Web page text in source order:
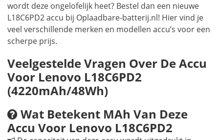
wordt deze ongelofelijk heet? Bestel dan een nieuwe
L18C6PD2 accu bij Oplaadbare-batterij.nl! Hier vind je
veel verschillende merken en modellen accu’s voor een
scherpe prijs.
Veelgestelde Vragen Over De Accu
Voor Lenovo L18C6PD2
(4220mAh/48Wh)
Wat Betekent MAh Van Deze
Accu Voor Lenovo L18C6PD2